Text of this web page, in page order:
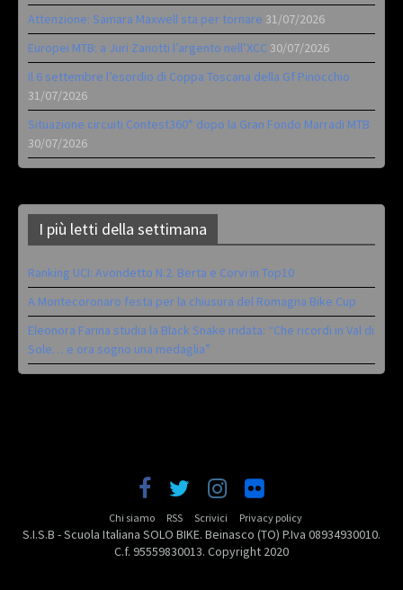
Attenzione: Samara Maxwell sta per tornare 31/07/2026
Europei MTB: a Juri Zanotti l’argento nell’XCC 30/07/2026
Il 6 settembre l’esordio di Coppa Toscana della Gf Pinocchio
31/07/2026
Situazione circuiti Contest360° dopo la Gran Fondo Marradi MTB
30/07/2026
I più letti della settimana
Ranking UCI: Avondetto N.2. Berta e Corvi in Top10
A Montecoronaro festa per la chiusura del Romagna Bike Cup
Eleonora Farina studia la Black Snake iridata: “Che ricordi in Val di
Sole… e ora sogno una medaglia”
Chi siamo RSS Scrivici Privacy policy
S.I.S.B - Scuola Italiana SOLO BIKE. Beinasco (TO) P.Iva 08934930010.
C.f. 95559830013. Copyright 2020